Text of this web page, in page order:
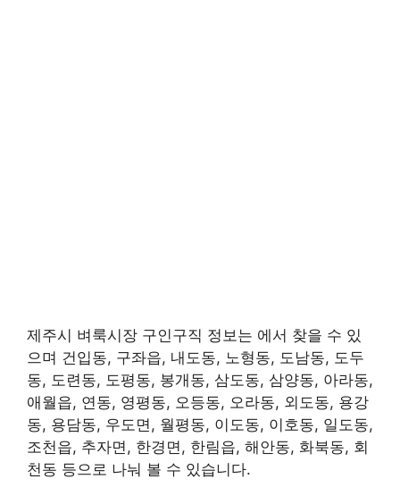
제주시 벼룩시장 구인구직 정보는 에서 찾을 수 있
으며 건입동, 구좌읍, 내도동, 노형동, 도남동, 도두
동, 도련동, 도평동, 봉개동, 삼도동, 삼양동, 아라동,
애월읍, 연동, 영평동, 오등동, 오라동, 외도동, 용강
동, 용담동, 우도면, 월평동, 이도동, 이호동, 일도동,
조천읍, 추자면, 한경면, 한림읍, 해안동, 화북동, 회
천동 등으로 나눠 볼 수 있습니다.